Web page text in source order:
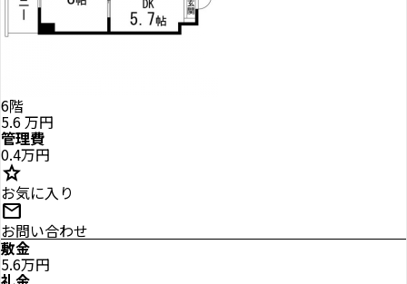
6階
5.6万円
管理費
0.4万円
star
お気に入り
mail
お問い合わせ
敷金
5.6万円